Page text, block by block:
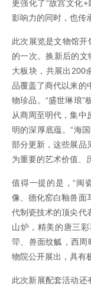
更强化了“故宫文化
影响力的同时，也传
此次展览是文物馆
的一次。换新后的文
大板块，共展出200
品覆盖了商代以来的
物珍品。“盛世琳琅”
从商周至明代，集中
明的深厚底蕴。“海
部分更新，这些展品
为重要的艺术价值、
值得一提的是，“闽
像、德化窑白釉兽面
代制瓷技术的顶尖代
山炉，精美的唐三
斝、兽面纹觚，西
物院公开展出，具有
此次新展配套活动还